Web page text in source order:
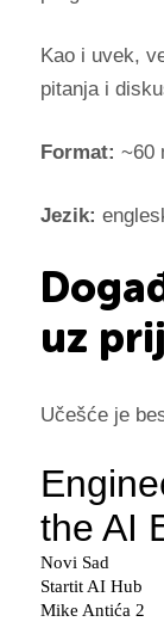
Kao i uvek,
pitanja i
Format: ~60
Jezik:
uz
Učešće je